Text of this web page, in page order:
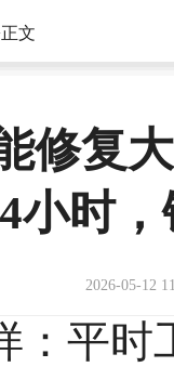
文
修复
小时
2026-05-12
：平时